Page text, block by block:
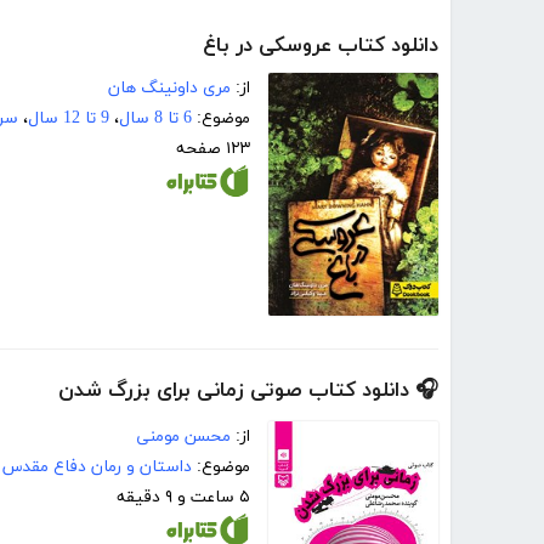
دانلود کتاب عروسکی در باغ
از: مری داونینگ هان
موضوع: 6 تا 8 سال ، 9 تا 12 سال ،
۱۲۳ صفحه
🎧 دانلود کتاب صوتی زمانی برای بزرگ شدن
از: محسن مومنی
موضوع: داستان و رمان دفاع مقدس
۵ ساعت و ۹ دقیقه